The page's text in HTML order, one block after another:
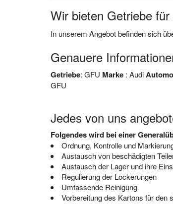
Wir bieten Getriebe für
In unserem Angebot befinden sich
Genauere
Getriebe: GFU Marke : Audi
GFU
Jedes von uns
Folgendes wird bei einer
Ordnung, Kontrolle und
Austausch von beschädigten
Austausch der Lager und ihre
Regulierung der Lockerungen
Umfassende Reinigung
Vorbereitung des Kartons für den